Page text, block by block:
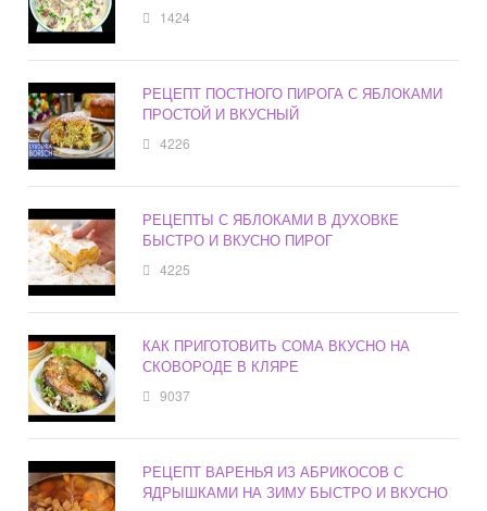
1424
РЕЦЕПТ ПОСТНОГО ПИРОГА С ЯБЛОКАМИ
ПРОСТОЙ И ВКУСНЫЙ
4226
РЕЦЕПТЫ С ЯБЛОКАМИ В ДУХОВКЕ
БЫСТРО И ВКУСНО ПИРОГ
4225
КАК ПРИГОТОВИТЬ СОМА ВКУСНО НА
СКОВОРОДЕ В КЛЯРЕ
9037
РЕЦЕПТ ВАРЕНЬЯ ИЗ АБРИКОСОВ С
ЯДРЫШКАМИ НА ЗИМУ БЫСТРО И ВКУСНО